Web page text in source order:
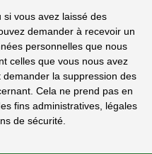
vous avez laissé des
demander à recevoir un
personnelles que nous
celles que vous nous avez
la suppression des
Cela ne prend pas en
fins administratives, légales
de sécurité.